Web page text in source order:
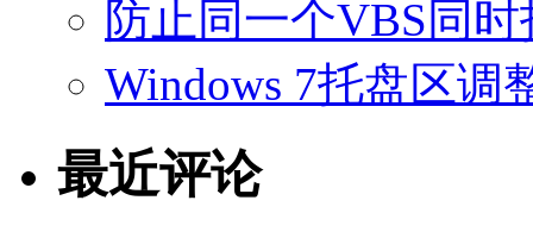
防止同一个VBS同
Windows 7托盘区调
最近评论